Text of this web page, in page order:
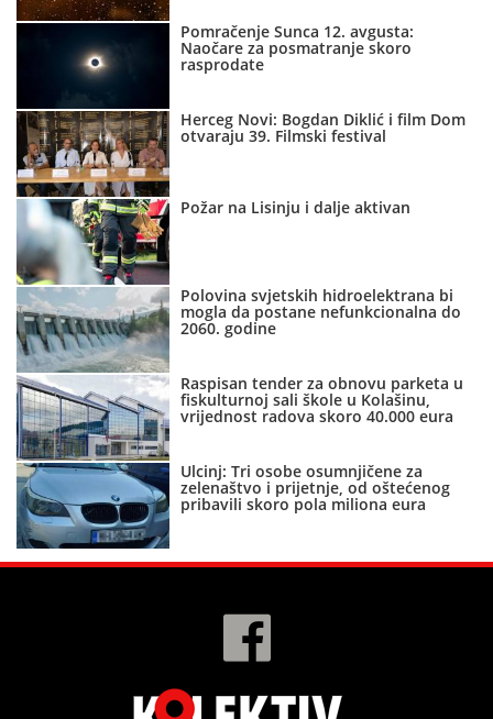
Pomračenje Sunca 12. avgusta:
Naočare za posmatranje skoro
rasprodate
Herceg Novi: Bogdan Diklić i film Dom
otvaraju 39. Filmski festival
Požar na Lisinju i dalje aktivan
Polovina svjetskih hidroelektrana bi
mogla da postane nefunkcionalna do
2060. godine
Raspisan tender za obnovu parketa u
fiskulturnoj sali škole u Kolašinu,
vrijednost radova skoro 40.000 eura
Ulcinj: Tri osobe osumnjičene za
zelenaštvo i prijetnje, od oštećenog
pribavili skoro pola miliona eura